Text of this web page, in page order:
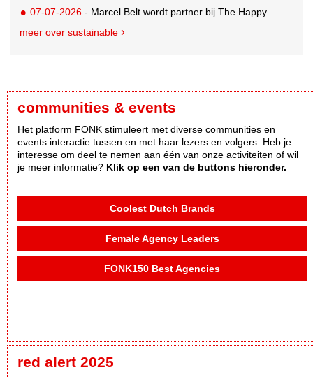
07-07-2026 - Marcel Belt wordt partner bij The Happy Activist
meer over sustainable
communities & events
Het platform FONK stimuleert met diverse communities en
events interactie tussen en met haar lezers en volgers. Heb je
interesse om deel te nemen aan één van onze activiteiten of wil
je meer informatie? Klik op een van de buttons hieronder.
Coolest Dutch Brands
Female Agency Leaders
FONK150 Best Agencies
red alert 2025